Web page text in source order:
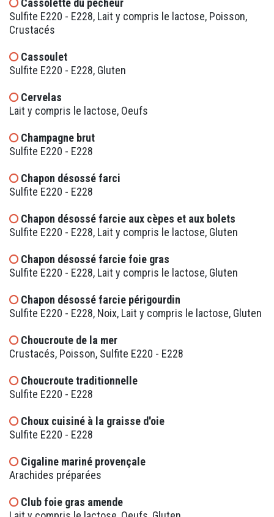
Cassolette du pecheur
Sulfite E220 - E228, Lait y compris le lactose, Poisson,
Crustacés
Cassoulet
Sulfite E220 - E228, Gluten
Cervelas
Lait y compris le lactose, Oeufs
Champagne brut
Sulfite E220 - E228
Chapon désossé farci
Sulfite E220 - E228
Chapon désossé farcie aux cèpes et aux bolets
Sulfite E220 - E228, Lait y compris le lactose, Gluten
Chapon désossé farcie foie gras
Sulfite E220 - E228, Lait y compris le lactose, Gluten
Chapon désossé farcie périgourdin
Sulfite E220 - E228, Noix, Lait y compris le lactose, Gluten
Choucroute de la mer
Crustacés, Poisson, Sulfite E220 - E228
Choucroute traditionnelle
Sulfite E220 - E228
Choux cuisiné à la graisse d'oie
Sulfite E220 - E228
Cigaline mariné provençale
Arachides préparées
Club foie gras amende